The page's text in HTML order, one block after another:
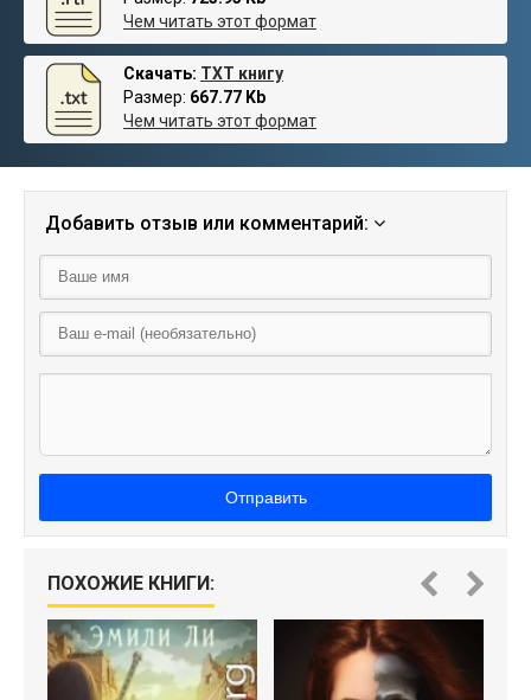
Чем читать этот формат
Скачать: TXT книгу
Размер: 667.77 Kb
Чем читать этот формат
Добавить отзыв или комментарий:
Отправить
ПОХОЖИЕ КНИГИ: